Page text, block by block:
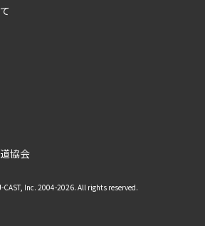
協会
CAST, Inc. 2004-2026. All rights reserved.